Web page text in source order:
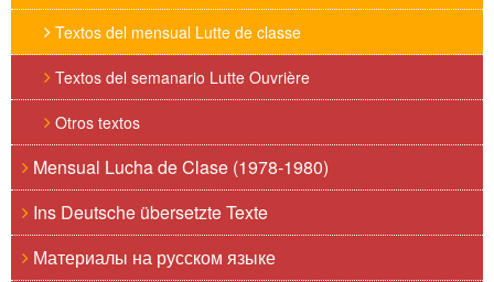
Textos del mensual Lutte de classe
Textos del semanario Lutte Ouvrière
Otros textos
Mensual Lucha de Clase (1978-1980)
Ins Deutsche übersetzte Texte
Материалы на русском языке